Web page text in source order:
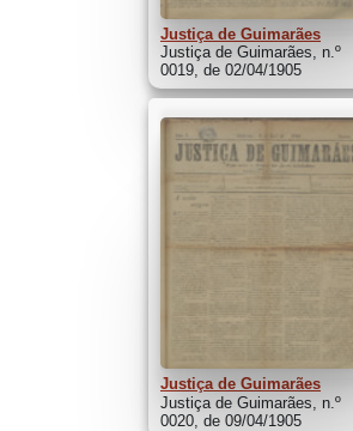
Justiça de Guimarães
Justiça de Guimarães, n.º
0019, de 02/04/1905
Justiça de Guimarães
Justiça de Guimarães, n.º
0020, de 09/04/1905